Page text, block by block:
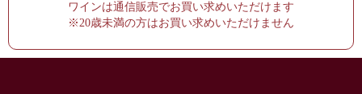
ワインは通信販売でお買い求めいただけます
※20歳未満の方はお買い求めいただけません